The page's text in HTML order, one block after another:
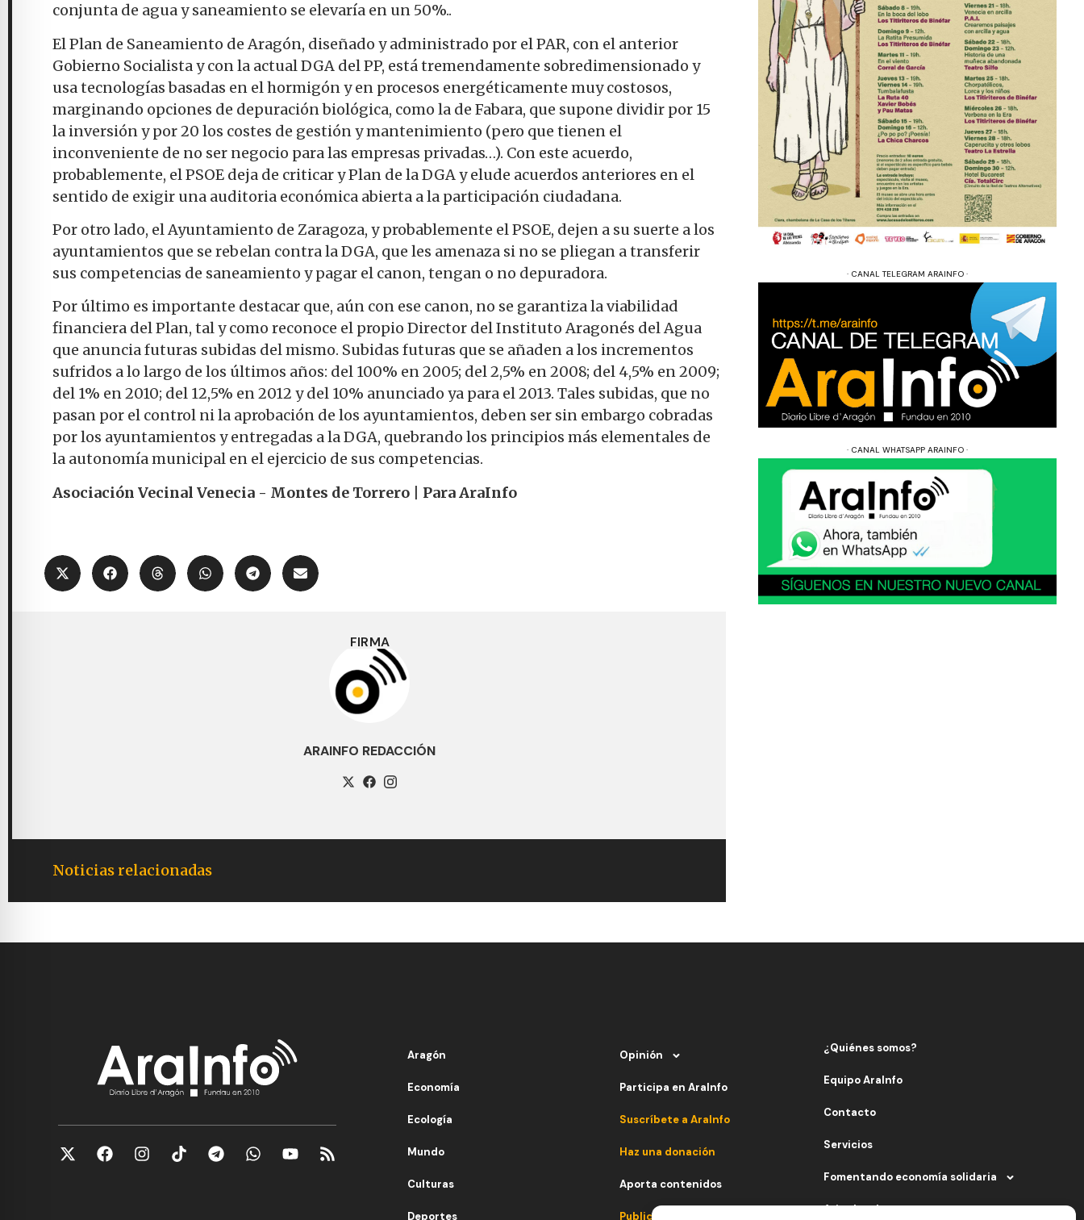
conjunta de agua y saneamiento se elevaría en un 50%..
El Plan de Saneamiento de Aragón, diseñado y administrado por el PAR, con el anterior
Gobierno Socialista y con la actual DGA del PP, está tremendamente sobredimensionado y
usa tecnologías basadas en el hormigón y en procesos energéticamente muy costosos,
marginando opciones de depuración biológica, como la de Fabara, que supone dividir por 15
la inversión y por 20 los costes de gestión y mantenimiento (pero que tienen el
inconveniente de no ser negocio para las empresas privadas…). Con este acuerdo,
probablemente, el PSOE deja de criticar y Plan de la DGA y elude acuerdos anteriores en el
sentido de exigir una auditoria económica abierta a la participación ciudadana.
Por otro lado, el Ayuntamiento de Zaragoza, y probablemente el PSOE, dejen a su suerte a los
ayuntamientos que se rebelan contra la DGA, que les amenaza si no se pliegan a transferir
sus competencias de saneamiento y pagar el canon, tengan o no depuradora.
Por último es importante destacar que, aún con ese canon, no se garantiza la viabilidad
financiera del Plan, tal y como reconoce el propio Director del Instituto Aragonés del Agua
que anuncia futuras subidas del mismo. Subidas futuras que se añaden a los incrementos
sufridos a lo largo de los últimos años: del 100% en 2005; del 2,5% en 2008; del 4,5% en 2009;
del 1% en 2010; del 12,5% en 2012 y del 10% anunciado ya para el 2013. Tales subidas, que no
pasan por el control ni la aprobación de los ayuntamientos, deben ser sin embargo cobradas
por los ayuntamientos y entregadas a la DGA, quebrando los principios más elementales de
la autonomía municipal en el ejercicio de sus competencias.
Asociación Vecinal Venecia - Montes de Torrero | Para AraInfo
FIRMA
ARAINFO REDACCIÓN
Noticias relacionadas
· CANAL TELEGRAM ARAINFO ·
· CANAL WHATSAPP ARAINFO ·
Aragón
Economía
Ecología
Mundo
Culturas
Deportes
Opinión
Participa en AraInfo
Suscríbete a AraInfo
Haz una donación
Aporta contenidos
Publicidad
¿Quiénes somos?
Equipo AraInfo
Contacto
Servicios
Fomentando economía solidaria
Aviso legal